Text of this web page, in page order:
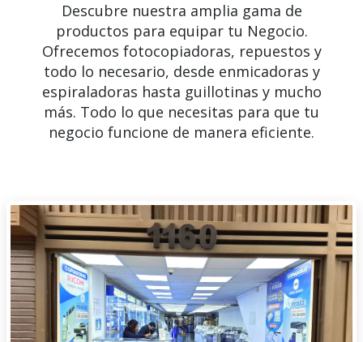
Descubre nuestra amplia gama de
productos para equipar tu Negocio.
Ofrecemos fotocopiadoras, repuestos y
todo lo necesario, desde enmicadoras y
espiraladoras hasta guillotinas y mucho
más. Todo lo que necesitas para que tu
negocio funcione de manera eficiente.